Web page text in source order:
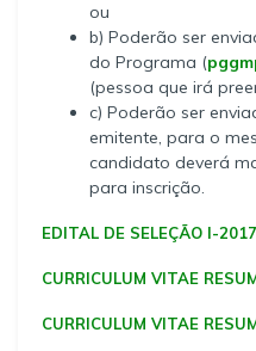
ou
b) Poderão ser
do Programa (
(pessoa que irá
c) Poderão ser
emitente, para o
candidato deverá
para inscrição.
EDITAL DE SELEÇÃO I-2017
CURRICULUM VITAE
CURRICULUM VITAE